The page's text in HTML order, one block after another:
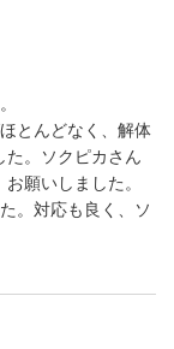
とんどなく、解体
た。ソクピカさん
願いしました。
。対応も良く、ソ